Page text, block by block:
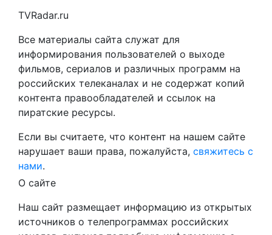
TVRadar.ru
Все материалы сайта служат для
информирования пользователей о выходе
фильмов, сериалов и различных программ на
российских телеканалах и не содержат копий
контента правообладателей и ссылок на
пиратские ресурсы.
Если вы считаете, что контент на нашем сайте
нарушает ваши права, пожалуйста, свяжитесь с
нами.
О сайте
Наш сайт размещает информацию из открытых
источников о телепрограммах российских